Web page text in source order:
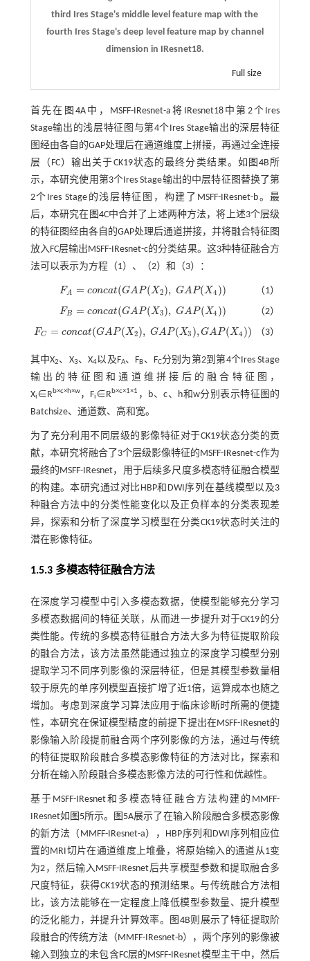
third Ires Stage's middle level feature map with the
fourth Ires Stage's deep level feature map by channel
dimension in IResnet18.
Full size
首先在 图4A中，MSFF-IResnet-a将IResnet18中第2个Ires
Stage输出的浅层特征图与第4个Ires Stage输出的深层特征
图经由各自的GAP处理后在通道维度上拼接，再通过全连接
层（FC）输出关于CK19状态的最终分类结果。如 图4B所
示，本研究使用第3个Ires Stage输出的中层特征图替换了第
2个Ires Stage的浅层特征图，构建了MSFF-IResnet-b。最
后，本研究在 图4C中合并了上述两种方法，将上述3个层级
的特征图经由各自的GAP处理后通道拼接，并将融合特征图
放入FC层输出MSFF-IResnet-c的分类结果。这3种特征融合方
法可以表示为方程（1）、（2）和（3）：
FA = concat(GA P( X2), GA P(X4 ))
FA= concat(GAP(X2), GAP(X 4) （1）
FB = concat(GA P( X3), GA P( X4 ))
FB= concat(GAP(X3), GAP(X 4) （2）
FC = concat(GA P( X2), GA P( X3 ),GA P(X4 ))
FC= concat(GAP(X2), GAP(X 3) GAP(X4)) （3）
其中X2、X3、X4以及FA、FB、FC分别为第2到第4个Ires Stage
输出的特征图和通道维拼接后的融合特征图，
Xi∈Rb×c×h×w，Fi∈Rb×c×1×1 ，b、c、h和w分别表示特征图的
Batchsize、通道数、高和宽。
为了充分利用不同层级的影像特征对于CK19状态分类的贡
献，本研究将融合了3个层级影像特征的MSFF-IResnet-c作为
最终的MSFF-IResnet，用于后续多尺度多模态特征融合模型
的构建。本研究通过对比HBP和DWI序列在基线模型以及3
种融合方法中的分类性能变化以及正负样本的分类表现差
异，探索和分析了深度学习模型在分类CK19状态时关注的
潜在影像特征。
1.5.3 多模态特征融合方法
在深度学习模型中引入多模态数据，使模型能够充分学习
多模态数据间的特征关联，从而进一步提升对于CK19的分
类性能。传统的多模态特征融合方法大多为特征提取阶段
的融合方法，该方法虽然能通过独立的深度学习模型分别
提取学习不同序列影像的深层特征，但是其模型参数量相
较于原先的单序列模型直接扩增了近1倍，运算成本也随之
增加。考虑到深度学习算法应用于临床诊断时所需的便捷
性，本研究在保证模型精度的前提下提出在MSFF-IResnet的
影像输入阶段提前融合两个序列影像的方法，通过与传统
的特征提取阶段融合多模态影像特征的方法对比，探索和
分析在输入阶段融合多模态影像方法的可行性和优越性。
基于MSFF-IResnet和多模态特征融合方法构建的MMFF-
IResnet如 图5所示。 图5A展示了在输入阶段融合多模态影像
的新方法（MMFF-IResnet-a），HBP序列和DWI序列相应位
置的MRI切片在通道维度上堆叠，将原始输入的通道从1变
为2，然后输入MSFF-IResnet后共享模型参数和提取融合多
尺度特征，获得CK19状态的预测结果。与传统融合方法相
比，该方法能够在一定程度上降低模型参数量、提升模型
的泛化能力，并提升计算效率。
图4B则展示了特征提取阶
段融合的传统方法（MMFF-IResnet-b），两个序列的影像被
输入到独立的未包含FC层的MSFF-IResnet模型主干中，然后